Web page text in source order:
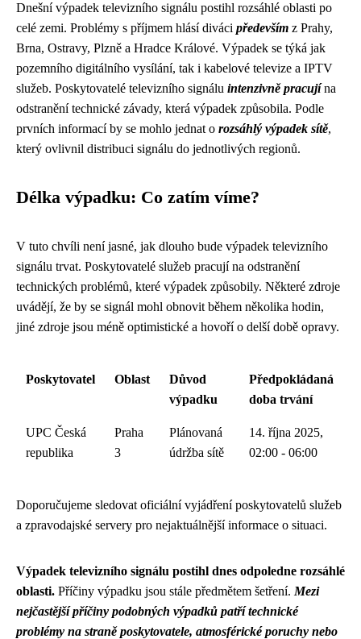
Dnešní výpadek televizního signálu postihl rozsáhlé oblasti po
celé zemi. Problémy s příjmem hlásí diváci především z Prahy,
Brna, Ostravy, Plzně a Hradce Králové. Výpadek se týká jak
pozemního digitálního vysílání, tak i kabelové televize a IPTV
služeb. Poskytovatelé televizního signálu intenzivně pracujína
odstranění technické závady, která výpadek způsobila. Podle
prvních informací by se mohlo jednat o rozsáhlý výpadek sítě,
který ovlivnil distribuci signálu do jednotlivých regionů.
Délka výpadku: Co zatím víme?
V tuto chvíli není jasné, jak dlouho bude výpadek televizního
signálu trvat. Poskytovatelé služeb pracují na odstranění
technických problémů, které výpadek způsobily. Některé zdroje
uvádějí, že by se signál mohl obnovit během několika hodin,
jiné zdroje jsou méně optimistické a hovoří o delší době opravy.
Poskytovatel Oblast
Důvod
výpadku
Předpokládaná
doba trvání
UPC Česká
republika
Praha
3
Plánovaná
údržba sítě
14. října 2025,
02:00 - 06:00
Doporučujeme sledovat oficiální vyjádření poskytovatelů služeb
a zpravodajské servery pro nejaktuálnější informace o situaci.
Výpadek televizního signálu postihl dnes odpoledne rozsáhlé
oblasti. Příčiny výpadku jsou stále předmětem šetření. Mezi
nejčastější příčiny podobných výpadků patří technické
problémy na straně poskytovatele, atmosférické poruchy nebo